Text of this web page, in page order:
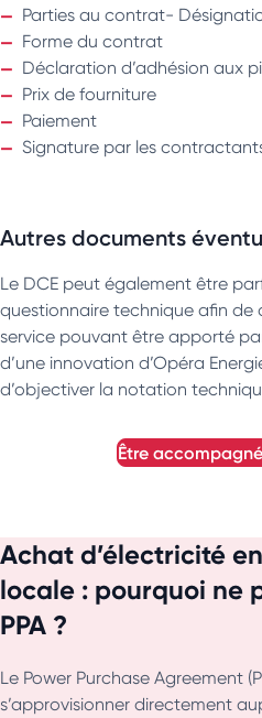
Parties au contrat-
Forme du contrat
Déclaration d’adhésion aux
Prix de fourniture
Paiement
Signature par les
Autres documents
Le DCE peut également être
questionnaire technique afin de
service pouvant être apporté
d’une innovation d’Opéra
d’objectiver la notation
être
Achat d’électricité
locale : pourquoi ne
PPA ?
Le Power Purchase Agreement
s’approvisionner directement